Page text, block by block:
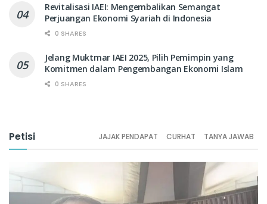
Revitalisasi IAEI: Mengembalikan Semangat
Perjuangan Ekonomi Syariah di Indonesia
0 SHARES
Jelang Muktmar IAEI 2025, Pilih Pemimpin yang
Komitmen dalam Pengembangan Ekonomi Islam
0 SHARES
Petisi JAJAK PENDAPAT CURHAT TANYA JAWAB